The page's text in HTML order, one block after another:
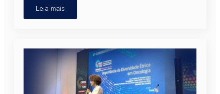
Leia mais